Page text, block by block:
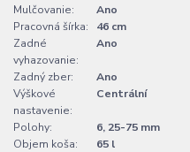
Mulčovanie:
Ano
Pracovná šírka:
46 cm
Zadné
vyhazovanie:
Ano
Zadný zber:
Ano
Výškové
nastavenie:
Centrální
Polohy:
6, 25-75 mm
Objem koša:
65 l